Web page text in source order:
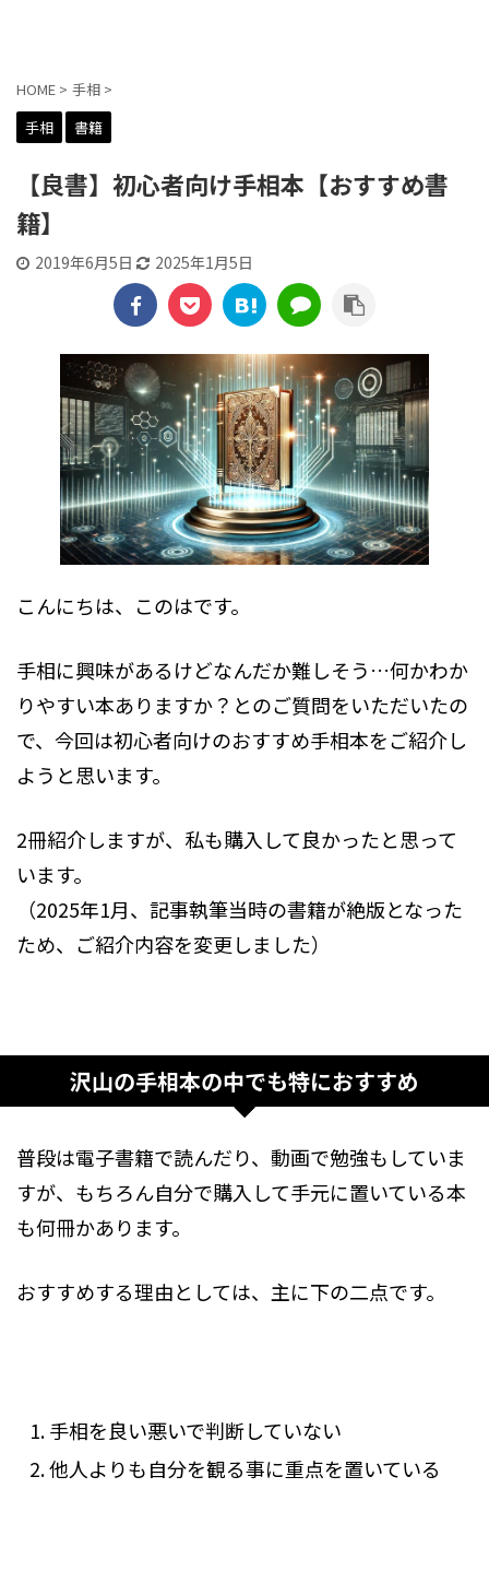
HOME > 手相 >
手相
書籍
【良書】初心者向け手相本【おすすめ書
籍】
2019年6月5日 2025年1月5日
こんにちは、このはです。
手相に興味があるけどなんだか難しそう…何かわか
りやすい本ありますか？とのご質問をいただいたの
で、今回は初心者向けのおすすめ手相本をご紹介し
ようと思います。
2冊紹介しますが、私も購入して良かったと思って
います。
（2025年1月、記事執筆当時の書籍が絶版となった
ため、ご紹介内容を変更しました）
沢山の手相本の中でも特におすすめ
普段は電子書籍で読んだり、動画で勉強もしていま
すが、もちろん自分で購入して手元に置いている本
も何冊かあります。
おすすめする理由としては、主に下の二点です。
手相を良い悪いで判断していない
他人よりも自分を観る事に重点を置いている